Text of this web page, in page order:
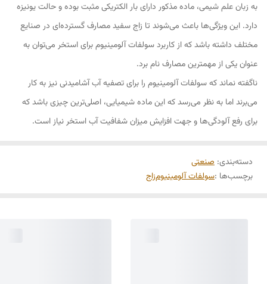
به زبان علم شیمی، ماده مذکور دارای بار الکتریکی مثبت بوده و حالت یونیزه
دارد. این ویژگی‌ها باعث می‌شوند تا زاج سفید مصارف گسترده‌ای در صنایع
مختلف داشته باشد که از کاربرد سولفات آلومینیوم برای استخر می‌توان به
عنوان یکی از مهمترین مصارف نام برد.
ناگفته نماند که سولفات آلومینیوم را برای تصفیه آب آشامیدنی نیز به کار
می‌برند اما به نظر می‌رسد که این ماده شیمیایی، اصلی‌ترین چیزی باشد که
برای رفع آلودگی‌ها و جهت افزایش میزان شفافیت آب استخر نیاز است.
دسته‌بندی: صنعتی
برچسب‌ها :سولفات آلومینیومزاج